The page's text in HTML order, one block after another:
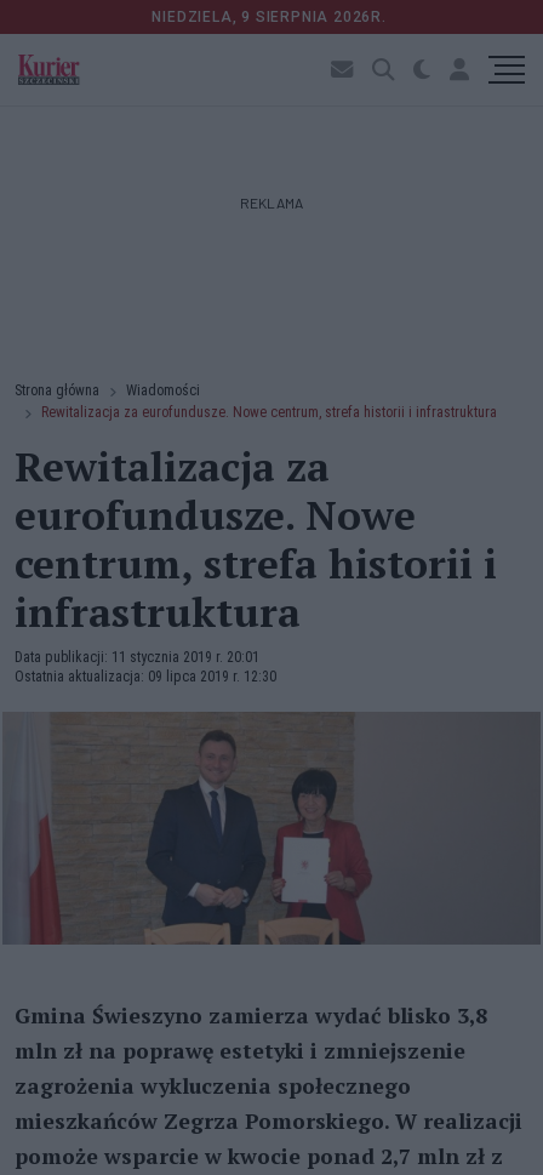
NIEDZIELA, 9 SIERPNIA 2026R.
REKLAMA
Strona główna
Wiadomości
Rewitalizacja za eurofundusze. Nowe centrum, strefa historii i infrastruktura
Rewitalizacja za
eurofundusze. Nowe
centrum, strefa historii i
infrastruktura
Data publikacji: 11 stycznia 2019 r. 20:01
Ostatnia aktualizacja: 09 lipca 2019 r. 12:30
Gmina Świeszyno zamierza wydać blisko 3,8
mln zł na poprawę estetyki i zmniejszenie
zagrożenia wykluczenia społecznego
mieszkańców Zegrza Pomorskiego. W realizacji
pomoże wsparcie w kwocie ponad 2,7 mln zł z